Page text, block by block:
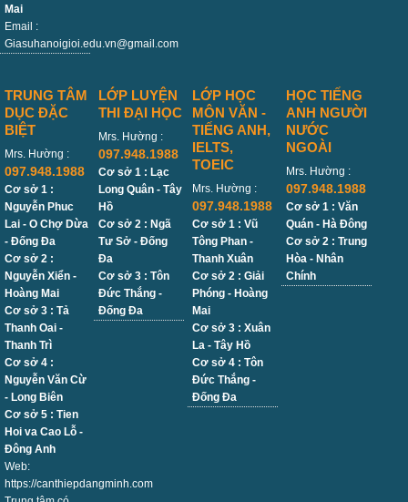
Mai
Email :
Giasuhanoigioi.edu.vn@gmail.com
TRUNG TÂM
DỤC ĐẶC
BIỆT
Mrs. Hường :
097.948.1988
Cơ sở 1 :
Nguyễn Phuc
Lai - O Chợ Dừa
- Đống Đa
Cơ sở 2 :
Nguyễn Xiển -
Hoàng Mai
Cơ sở 3 : Tả
Thanh Oai -
Thanh Trì
Cơ sở 4 :
Nguyễn Văn Cừ
- Long Biên
Cơ sở 5 : Tien
Hoi va Cao Lỗ -
Đông Anh
Web:
https://canthiepdangminh.com
LỚP LUYỆN
THI ĐẠI HỌC
Mrs. Hường :
097.948.1988
Cơ sở 1 : Lạc
Long Quân - Tây
Hồ
Cơ sở 2 : Ngã
Tư Sở - Đống
Đa
Cơ sở 3 : Tôn
Đức Thắng -
Đống Đa
LỚP HỌC
MÔN VĂN -
TIẾNG ANH,
IELTS,
TOEIC
Mrs. Hường :
097.948.1988
Cơ sở 1 : Vũ
Tông Phan -
Thanh Xuân
Cơ sở 2 : Giải
Phóng - Hoàng
Mai
Cơ sở 3 : Xuân
La - Tây Hồ
Cơ sở 4 : Tôn
Đức Thắng -
Đống Đa
HỌC TIẾNG
ANH NGƯỜI
NƯỚC
NGOÀI
Mrs. Hường :
097.948.1988
Cơ sở 1 : Văn
Quán - Hà Đông
Cơ sở 2 : Trung
Hòa - Nhân
Chính